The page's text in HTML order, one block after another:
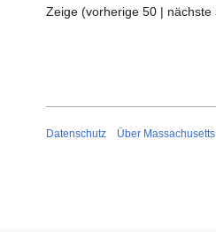
Zeige (vorherige 50 | nächste
Datenschutz Über